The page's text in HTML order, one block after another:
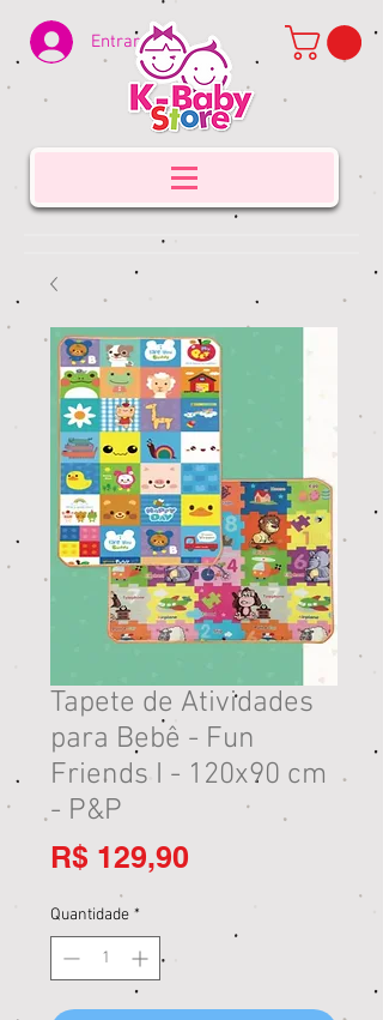
Entrar
Tapete de Atividades
para Bebê - Fun
Friends I - 120x90 cm
- P&P
R$ 129,90
Quantidade *